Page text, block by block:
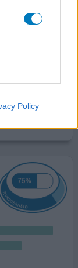
Policy
pil.. na
een week
al 5 dagen.
mijn
mee.. soms
veel
0 reacties